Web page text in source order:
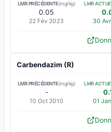
LMR PRÉCÉDENTE(mg/kg)
0.05
22 Fév 2023
LMR
30
Carbendazim (R)
LMR PRÉCÉDENTE(mg/kg)
-
10 Oct 2010
LMR
01